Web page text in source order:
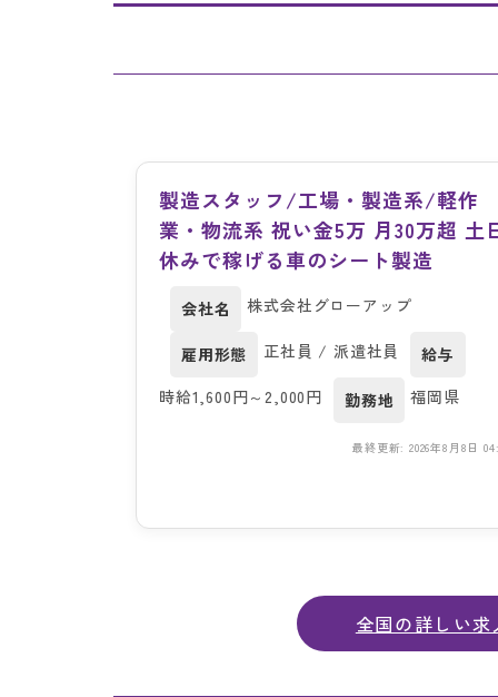
製造スタッフ/工場・製造系/軽作
業・物流系 祝い金5万 月30万超 土
休みで稼げる車のシート製造
会社名 株式会社グローアップ
雇用形態 正社員 / 派遣社員
給与
時給1,600円～2,000円
勤務地 福岡県
最終更新: 2026年8月8日
全国の詳しい